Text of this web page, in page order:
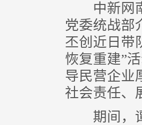
中新网南
党委统战部
丕创近日带
恢复重建”
导民营企业
社会责任、
期间，谭